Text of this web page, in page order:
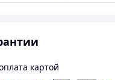
картой